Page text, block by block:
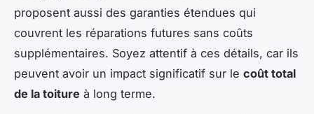
proposent aussi des garanties étendues qui
couvrent les réparations futures sans coûts
supplémentaires. Soyez attentif à ces détails, car ils
peuvent avoir un impact significatif sur le coût total
de la toiture à long terme.